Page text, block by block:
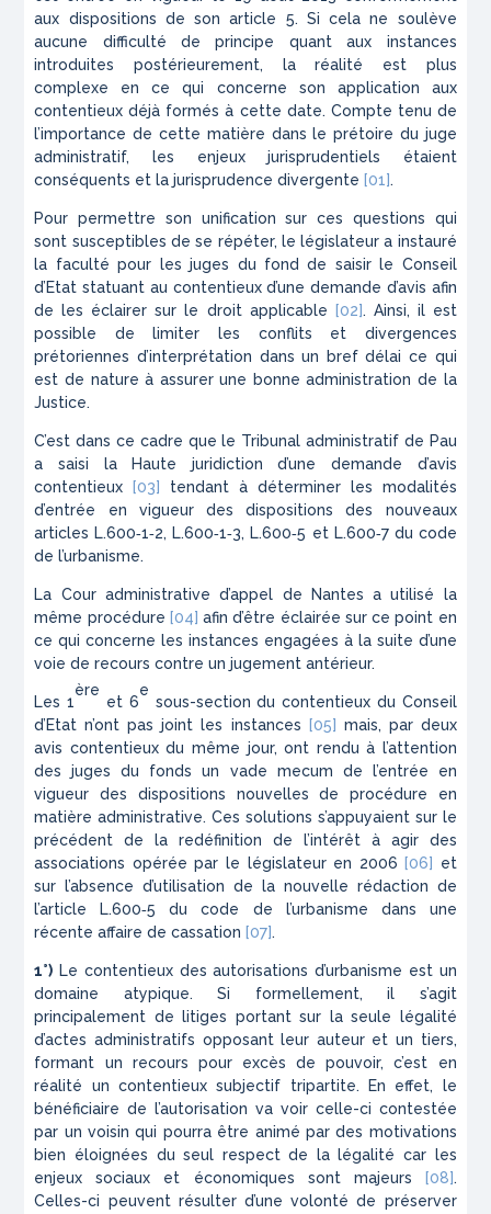
aux dispositions de son article 5. Si cela ne soulève
aucune difficulté de principe quant aux instances
introduites postérieurement, la réalité est plus
complexe en ce qui concerne son application aux
contentieux déjà formés à cette date. Compte tenu de
l’importance de cette matière dans le prétoire du juge
administratif, les enjeux jurisprudentiels étaient
conséquents et la jurisprudence divergente [01].
Pour permettre son unification sur ces questions qui
sont susceptibles de se répéter, le législateur a instauré
la faculté pour les juges du fond de saisir le Conseil
d’Etat statuant au contentieux d’une demande d’avis afin
de les éclairer sur le droit applicable
[02]. Ainsi, il est
possible de limiter les conflits et divergences
prétoriennes d’interprétation dans un bref délai ce qui
est de nature à assurer une bonne administration de la
Justice.
C’est dans ce cadre que le Tribunal administratif de Pau
a saisi la Haute juridiction d’une demande d’avis
contentieux
[03]
tendant à déterminer les modalités
d’entrée en vigueur des dispositions des nouveaux
articles L.600‑1‑2, L.600‑1‑3, L.600‑5 et L.600‑7 du code
de l’urbanisme.
La Cour administrative d’appel de Nantes a utilisé la
même procédure [04] afin d’être éclairée sur ce point en
ce qui concerne les instances engagées à la suite d’une
voie de recours contre un jugement antérieur.
Les 1
ère
et 6
e
sous-section du contentieux du Conseil
d’Etat n’ont pas joint les instances
[05] mais, par deux
avis contentieux du même jour, ont rendu à l’attention
des juges du fonds un vade mecum de l’entrée en
vigueur des dispositions nouvelles de procédure en
matière administrative. Ces solutions s’appuyaient sur le
précédent de la redéfinition de l’intérêt à agir des
associations opérée par le législateur en 2006 [06]
et
sur l’absence d’utilisation de la nouvelle rédaction de
l’article L.600‑5 du code de l’urbanisme dans une
récente affaire de cassation [07].
1°) Le contentieux des autorisations d’urbanisme est un
domaine atypique. Si formellement, il s’agit
principalement de litiges portant sur la seule légalité
d’actes administratifs opposant leur auteur et un tiers,
formant un recours pour excès de pouvoir, c’est en
réalité un contentieux subjectif tripartite. En effet, le
bénéficiaire de l’autorisation va voir celle-ci contestée
par un voisin qui pourra être animé par des motivations
bien éloignées du seul respect de la légalité car les
enjeux sociaux et économiques sont majeurs
[08].
Celles-ci peuvent résulter d’une volonté de préserver